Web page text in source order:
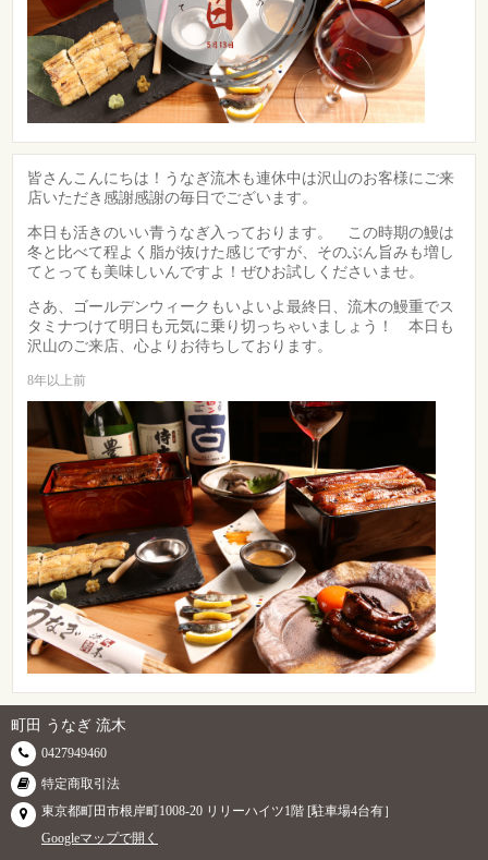
皆さんこんにちは！うなぎ流木も連休中は沢山のお客様にご来
店いただき感謝感謝の毎日でございます。
本日も活きのいい青うなぎ入っております。 この時期の鰻は
冬と比べて程よく脂が抜けた感じですが、そのぶん旨みも増し
てとっても美味しいんですよ！ぜひお試しくださいませ。
さあ、ゴールデンウィークもいよいよ最終日、流木の鰻重でス
タミナつけて明日も元気に乗り切っちゃいましょう！ 本日も
沢山のご来店、心よりお待ちしております。
8年以上前
町田 うなぎ 流木
0427949460
特定商取引法
東京都町田市根岸町1008-20 リリーハイツ1階 [駐車場4台有］
Googleマップで開く